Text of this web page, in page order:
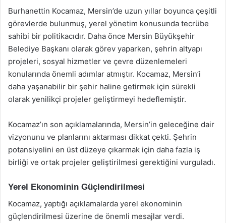
Burhanettin Kocamaz, Mersin’de uzun yıllar boyunca çeşitli
görevlerde bulunmuş, yerel yönetim konusunda tecrübe
sahibi bir politikacıdır. Daha önce Mersin Büyükşehir
Belediye Başkanı olarak görev yaparken, şehrin altyapı
projeleri, sosyal hizmetler ve çevre düzenlemeleri
konularında önemli adımlar atmıştır. Kocamaz, Mersin’i
daha yaşanabilir bir şehir haline getirmek için sürekli
olarak yenilikçi projeler geliştirmeyi hedeflemiştir.
Kocamaz’ın son açıklamalarında, Mersin’in geleceğine dair
vizyonunu ve planlarını aktarması dikkat çekti. Şehrin
potansiyelini en üst düzeye çıkarmak için daha fazla iş
birliği ve ortak projeler geliştirilmesi gerektiğini vurguladı.
Yerel Ekonominin Güçlendirilmesi
Kocamaz, yaptığı açıklamalarda yerel ekonominin
güçlendirilmesi üzerine de önemli mesajlar verdi.